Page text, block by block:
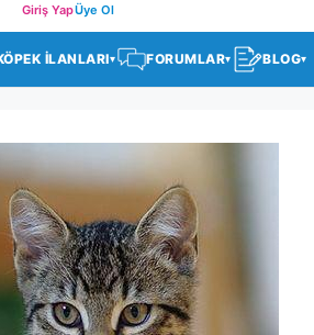
Giriş YapÜye Ol
İLANLARI▾ FORUMLAR▾ BLOG▾